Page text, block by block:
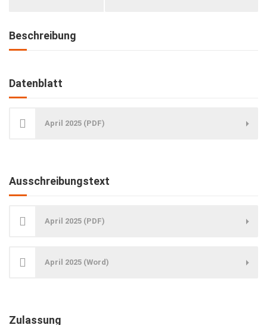
Beschreibung
Datenblatt
April 2025 (PDF)
Ausschreibungstext
April 2025 (PDF)
April 2025 (Word)
Zulassung